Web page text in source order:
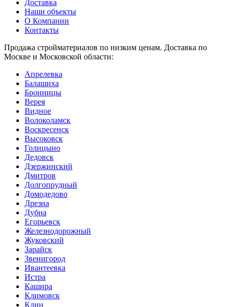
Доставка
Наши объекты
О Компании
Контакты
Продажа стройматериалов по низким ценам. Доставка по
Москве и Московской области:
Апрелевка
Балашиха
Бронницы
Верея
Видное
Волоколамск
Воскресенск
Высоковск
Голицыно
Дедовск
Дзержинский
Дмитров
Долгопрудный
Домодедово
Дрезна
Дубна
Егорьевск
Железнодорожный
Жуковский
Зарайск
Звенигород
Ивантеевка
Истра
Кашира
Климовск
Клин